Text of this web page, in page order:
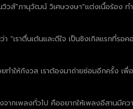
วส์”ภานุวัฒน์ วิเศษวงษา”แต่งเนื้อร้อง ท
เราตื่นเต้นและดีใจ เป็นซิงเกิลแรกที่รอ
ยทำให้กังวล เราต้องมาถ่ายซ่อมอีกครั้ง
จากเพลงทั่วไป คืออยากให้เพลงอีสานมีค